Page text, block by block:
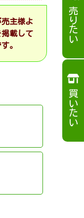
主様よ
載して
。
売りたい
買いたい